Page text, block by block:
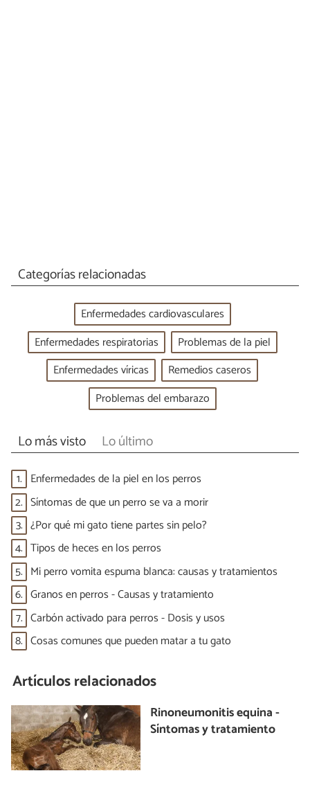
Categorías relacionadas
Enfermedades cardiovasculares
Enfermedades respiratorias
Problemas de la piel
Enfermedades víricas
Remedios caseros
Problemas del embarazo
Lo más visto Lo último
1. Enfermedades de la piel en los perros
2. Síntomas de que un perro se va a morir
3. ¿Por qué mi gato tiene partes sin pelo?
4. Tipos de heces en los perros
5. Mi perro vomita espuma blanca: causas y tratamientos
6. Granos en perros - Causas y tratamiento
7. Carbón activado para perros - Dosis y usos
8. Cosas comunes que pueden matar a tu gato
Artículos relacionados
Rinoneumonitis equina -
Síntomas y tratamiento